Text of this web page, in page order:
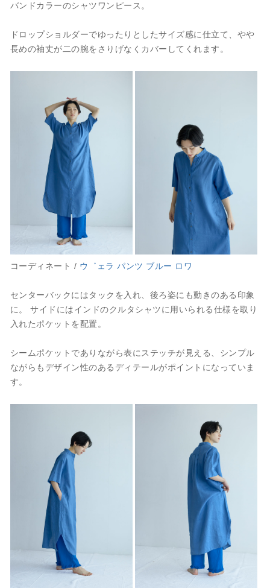
バンドカラーのシャツワンピース。
ドロップショルダーでゆったりとしたサイズ感に仕立て、やや
長めの袖丈が二の腕をさりげなくカバーしてくれます。
コーディネート / ウ゛ェラ パンツ ブルー ロワ
センターバックにはタックを入れ、後ろ姿にも動きのある印象
に。 サイドにはインドのクルタシャツに用いられる仕様を取り
入れたポケットを配置。
シームポケットでありながら表にステッチが見える、シンプル
ながらもデザイン性のあるディテールがポイントになっていま
す。